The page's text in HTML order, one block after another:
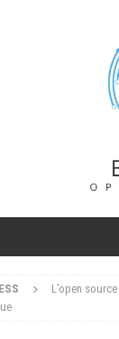
L’open